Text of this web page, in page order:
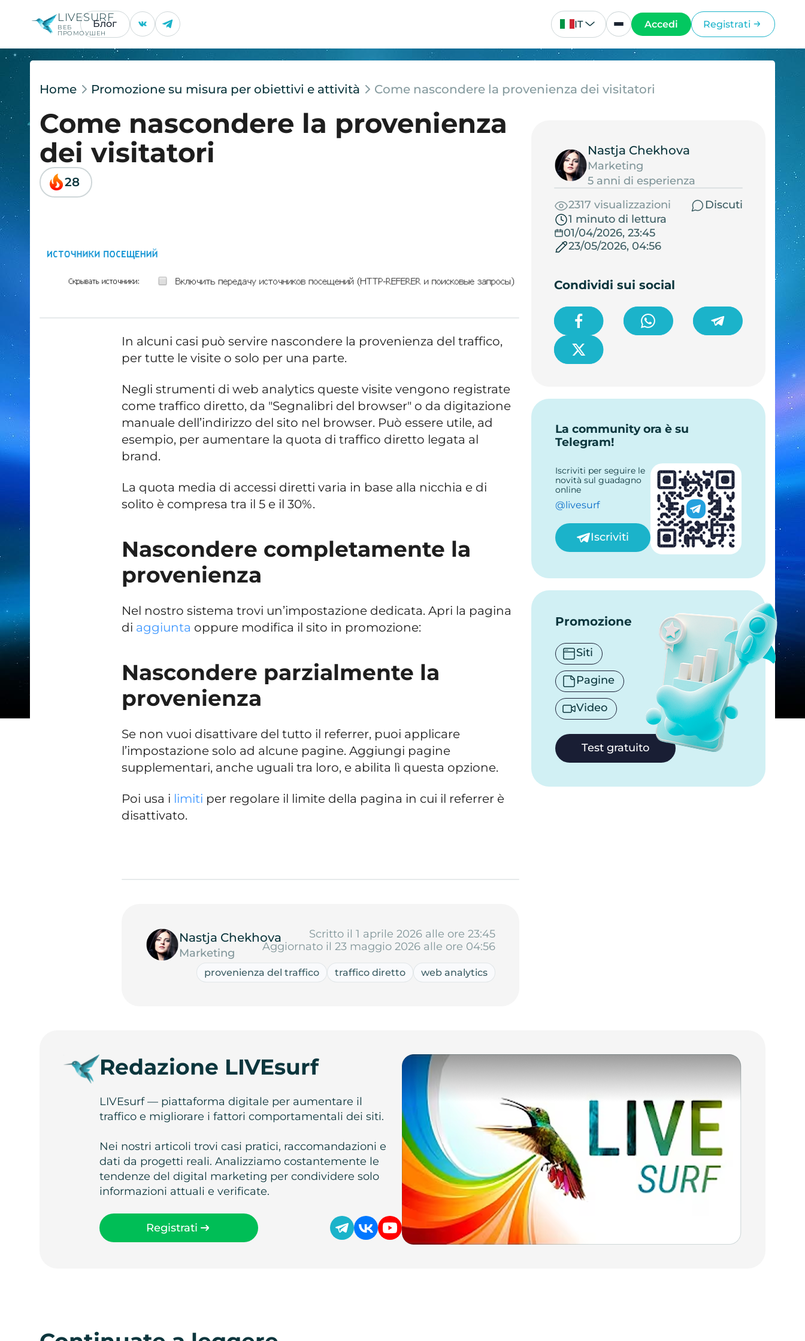
LIVESURF
ВЕБ
ПРОМОУШЕН
Блог IT Accedi Registrati
Home Promozione su misura per obiettivi e attività Come nascondere la provenienza dei visitatori
Come nascondere la provenienza
dei visitatori
28
In alcuni casi può servire nascondere la provenienza del traffico,
per tutte le visite o solo per una parte.
Negli strumenti di web analytics queste visite vengono registrate
come traffico diretto, da "Segnalibri del browser" o da digitazione
manuale dell’indirizzo del sito nel browser. Può essere utile, ad
esempio, per aumentare la quota di traffico diretto legata al
brand.
La quota media di accessi diretti varia in base alla nicchia e di
solito è compresa tra il 5 e il 30%.
Nascondere completamente la
provenienza
Nel nostro sistema trovi un’impostazione dedicata. Apri la pagina
di aggiunta oppure modifica il sito in promozione:
Nascondere parzialmente la
provenienza
Se non vuoi disattivare del tutto il referrer, puoi applicare
l’impostazione solo ad alcune pagine. Aggiungi pagine
supplementari, anche uguali tra loro, e abilita lì questa opzione.
Poi usa i limiti per regolare il limite della pagina in cui il referrer è
disattivato.
Nastja Chekhova
Marketing
Scritto il 1 aprile 2026 alle ore 23:45
Aggiornato il 23 maggio 2026 alle ore 04:56
provenienza del traffico traffico diretto web analytics
Nastja Chekhova
Marketing
5 anni di esperienza
2317 visualizzazioni
Discuti
1 minuto di lettura
01/04/2026, 23:45
23/05/2026, 04:56
Condividi sui social
La community ora è su
Telegram!
Iscriviti per seguire le
novità sul guadagno
online
@livesurf
Iscriviti
Promozione
Siti
Pagine
Video
Test gratuito
Redazione LIVEsurf
LIVEsurf — piattaforma digitale per aumentare il
traffico e migliorare i fattori comportamentali dei siti.
Nei nostri articoli trovi casi pratici, raccomandazioni e
dati da progetti reali. Analizziamo costantemente le
tendenze del digital marketing per condividere solo
informazioni attuali e verificate.
Registrati